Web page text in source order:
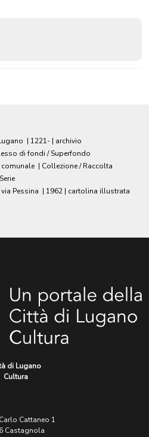
| 1221- | archivio
di fondi / Superfondo
| Collezione / Raccolta
Pessina | 1962 | cartolina illustrata
di Lugano
Cultura
Cattaneo 1
Castagnola